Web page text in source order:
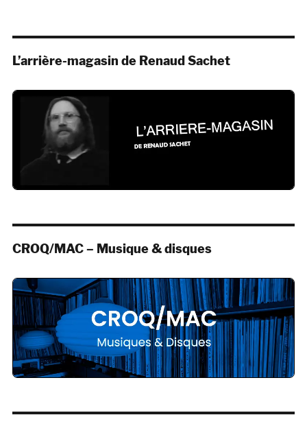
L’arrière-magasin de Renaud Sachet
CROQ/MAC – Musique & disques